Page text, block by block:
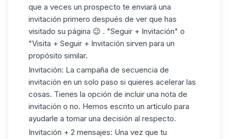
que a veces un prospecto te enviará una
invitación primero después de ver que has
visitado su página 😉 . "Seguir + Invitación" o
"Visita + Seguir + Invitación sirven para un
propósito similar.
Invitación: La campaña de secuencia de
invitación en un solo paso si quieres acelerar las
cosas. Tienes la opción de incluir una nota de
invitación o no. Hemos escrito un artículo para
ayudarle a tomar una decisión al respecto.
Invitación + 2 mensajes: Una vez que tu